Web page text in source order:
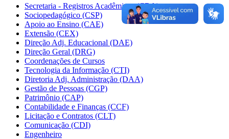
Secretaria - Registros Acadêmicos (CRA)
Sociopedagógico (CSP)
Apoio ao Ensino (CAE)
Extensão (CEX)
Direção Adj. Educacional (DAE)
Direção Geral (DRG)
Coordenações de Cursos
Tecnologia da Informação (CTI)
Diretoria Adj. Administração (DAA)
Gestão de Pessoas (CGP)
Patrimônio (CAP)
Contabilidade e Finanças (CCF)
Licitação e Contratos (CLT)
Comunicação (CDI)
Engenheiro